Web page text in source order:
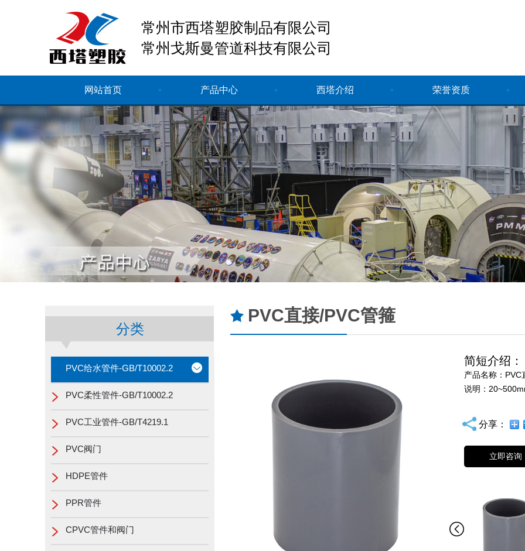
常州市西塔塑胶制品有限公司
常州戈斯曼管道科技有限公司
网站首页 产品中心 西塔介绍 荣誉资质
分类
PVC给水管件-GB/T10002.2
PVC柔性管件-GB/T10002.2
PVC工业管件-GB/T4219.1
PVC阀门
HDPE管件
PPR管件
CPVC管件和阀门
PVC直接/PVC管箍
简短介绍：
产品名称：PVC
说明：
分享：
立即咨询